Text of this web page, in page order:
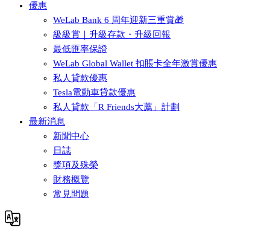
優惠
WeLab Bank 6 周年迎新三重賞🎁
級級賞｜升級存款・升級回報
最低匯率保證
WeLab Global Wallet 扣賬卡全年激賞優惠
私人貸款優惠
Tesla電動車貸款優惠
私人貸款「R Friends大薦」計劃
最新消息
新聞中心
日誌
獎項及殊榮
財務概覽
常見問題